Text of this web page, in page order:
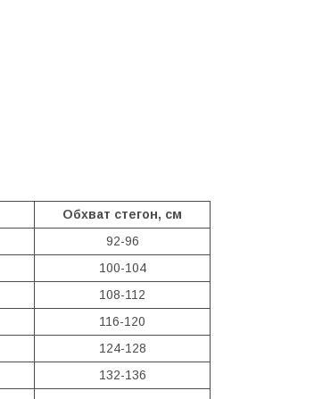
Обхват стегон, см
92-96
100-104
108-112
116-120
124-128
132-136